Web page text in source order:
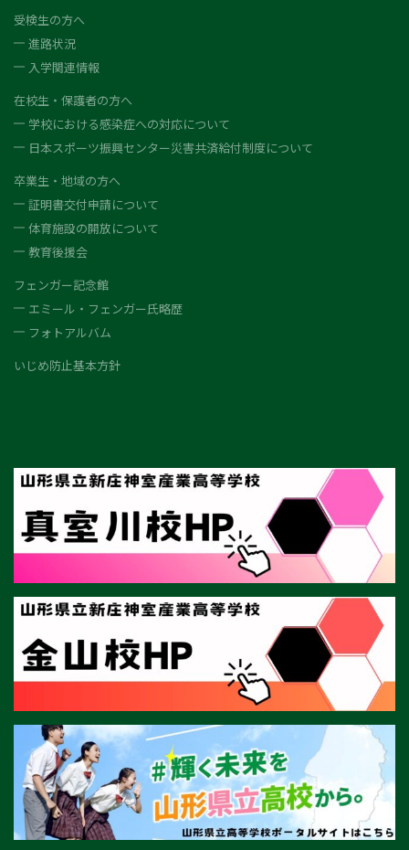
受検生の方へ
進路状況
入学関連情報
在校生・保護者の方へ
学校における感染症への対応について
日本スポーツ振興センター災害共済給付制度について
卒業生・地域の方へ
証明書交付申請について
体育施設の開放について
教育後援会
フェンガー記念館
エミール・フェンガー氏略歴
フォトアルバム
いじめ防止基本方針